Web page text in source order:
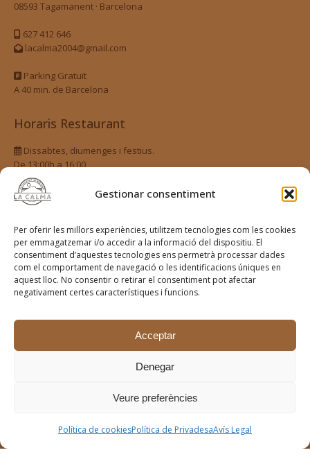
Gestionar consentiment
Per oferir les millors experiències, utilitzem tecnologies com les cookies
per emmagatzemar i/o accedir a la informació del dispositiu. El
consentiment d’aquestes tecnologies ens permetrà processar dades
com el comportament de navegació o les identificacions úniques en
aquest lloc. No consentir o retirar el consentiment pot afectar
negativament certes característiques i funcions.
Acceptar
Denegar
Veure preferències
Política de cookiesPolítica de PrivadesaAvís Legal
08593 Tagamanent · Barcelona
627 412 646
lacalma2004@gmail.com
Parking Gratuït
A 40 min. de Barcelona
Horaris Restaurant
Dissabtes, diumenges i festius.
De 13:00h a 16:00
Reserves
Fes la teva reserva
Xarxes Socials
Segueix-nos a les xarxes socials
@terra_lagarriga
#restaurantelbellver #elbellver #foodkm0 #cuninadeproximitat